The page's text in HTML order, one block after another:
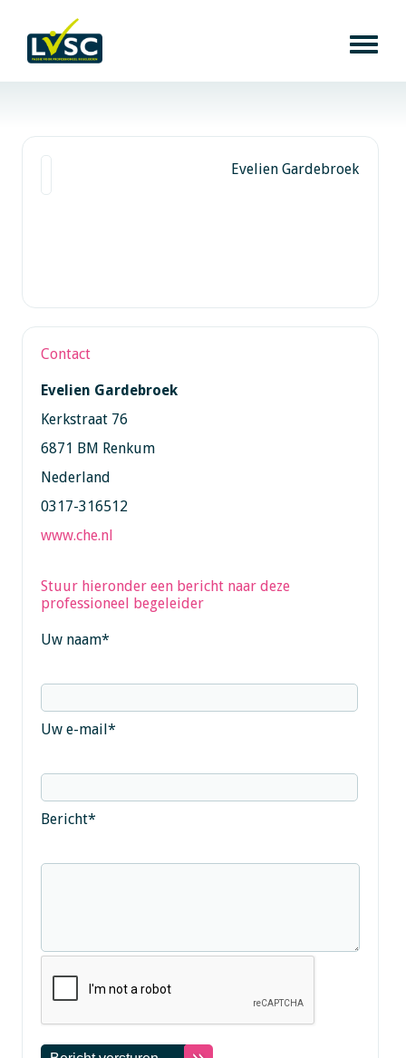
Evelien Gardebroek
Contact
Evelien Gardebroek
Kerkstraat 76
6871 BM Renkum
Nederland
0317-316512
www.che.nl
Stuur hieronder een bericht naar deze
professioneel begeleider
Uw naam*
Uw e-mail*
Bericht*